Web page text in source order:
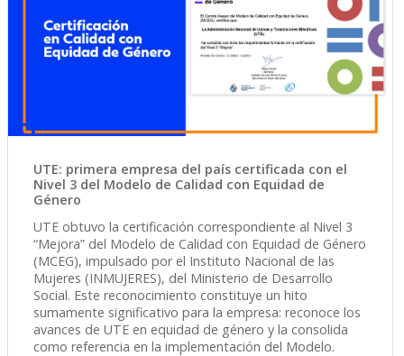
UTE: primera empresa del país certificada con el
Nivel 3 del Modelo de Calidad con Equidad de
Género
UTE obtuvo la certificación correspondiente al Nivel 3
“Mejora” del Modelo de Calidad con Equidad de Género
(MCEG), impulsado por el Instituto Nacional de las
Mujeres (INMUJERES), del Ministerio de Desarrollo
Social. Este reconocimiento constituye un hito
sumamente significativo para la empresa: reconoce los
avances de UTE en equidad de género y la consolida
como referencia en la implementación del Modelo.